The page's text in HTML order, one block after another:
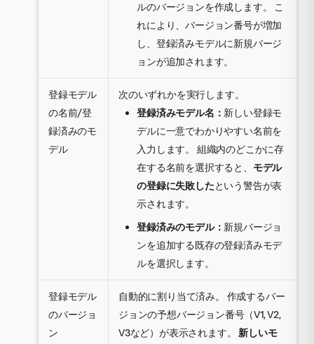
ルのバージョンを作成します。 こ
れにより、バージョン番号が増加
し、登録済みモデルに新規バージ
ョンが追加されます。
登録モデル
の名前/登
録済みのモ
デル
次のいずれかを実行します。
登録済みモデル名： 新しい登録モ
デルに一意でわかりやすい名前を
入力します。 組織内のどこかに存
在する名前を選択すると、 モデル
の登録に失敗したという警告が表
示されます。
登録済みのモデル： 新規バージョ
ンを追加する既存の登録済みモデ
ルを選択します。
登録モデル
のバージョ
ン
自動的に割り当て済み。 作成するバー
ジョンの予想バージョン番号（V1, V2,
V3など）が表示されます。 新しいモ